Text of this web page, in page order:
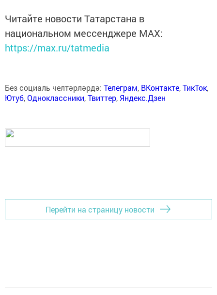
Читайте новости Татарстана в
национальном мессенджере MАХ:
https://max.ru/tatmedia
Без социаль челтәрләрдә: Телеграм, ВКонтакте,ТикТок,
Ютуб,Одноклассники,Твиттер, Яндекс.Дзен
Перейти на страницу новости